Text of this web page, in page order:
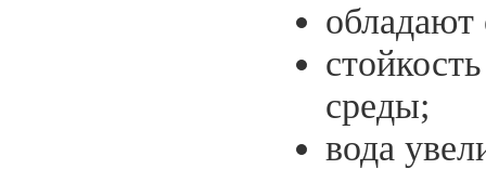
обладают
среды;
вода